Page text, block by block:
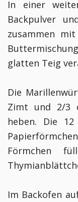
In einer
Backpulver
zusammen
glatten Teig
Die
Zimt und 2/3
heben. Die
Förmchen
Im Backofen